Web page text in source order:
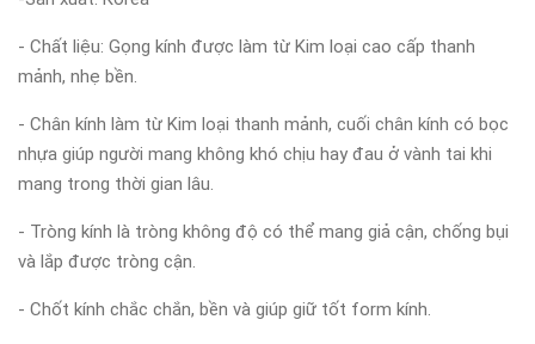
- Chất liệu: Gọng kính được làm từ Kim loại cao cấp thanh
mảnh, nhẹ bền.
- Chân kính làm từ Kim loại thanh mảnh, cuối chân kính có bọc
nhựa giúp người mang không khó chịu hay đau ở vành tai khi
mang trong thời gian lâu.
- Tròng kính là tròng không độ có thể mang giả cận, chống bụi
và lắp được tròng cận.
- Chốt kính chắc chắn, bền và giúp giữ tốt form kính.